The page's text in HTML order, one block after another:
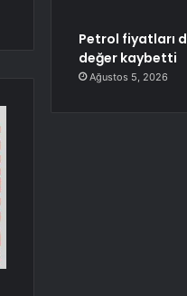
Petrol fiyatları
değer kaybetti
Ağustos 5, 2026